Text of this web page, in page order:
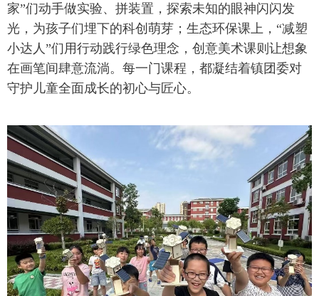
家”们动手做实验、拼装置，探索未知的眼神闪闪发
光，为孩子们埋下的科创萌芽；生态环保课上，“减塑
小达人”们用行动践行绿色理念，创意美术课则让想象
在画笔间肆意流淌。每一门课程，都凝结着镇团委对
守护儿童全面成长的初心与匠心。